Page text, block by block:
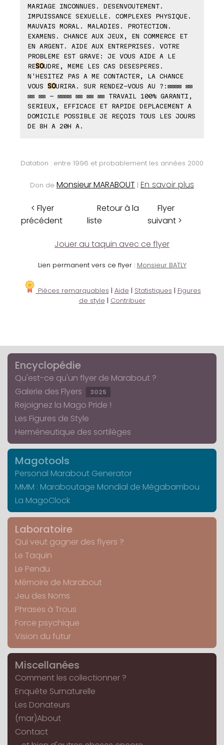
MARIAGE INCONNUES. DESENVOUTEMENT.
IMPUISSANCE SEXUELLE. COMPLEXES PHYSIQUE.
MAUVAIS MORAL. MALADIES. PROTECTION.
EXAMENS. CHANCE AUX JEUX, EN COMMERCE ET
EN ARGENT. AIDE AUX ENTREPRISES. VOTRE
PROBLEME EST GRAVE: JE VOUS AIDE A LE
RESOUDRE, MEME LES CAS DESESPERES.
N'HESITEZ PAS A ME CONTACTER, LA CHANCE
VOUS SOURIRA. SUR RENDEZ-VOUS AU ?:⊠⊠⊠⊠ ⊠⊠
⊠⊠ ⊠⊠ - ⊠⊠⊠⊠ ⊠⊠ ⊠⊠ ⊠⊠ TRAVAIL 100% GARANTI,
SERIEUX, EFFICACE ET RAPIDE DEPLACEMENT A
DOMICILE POSSIBLE JE REÇOIS TOUS LES JOURS
DE 8H A 20H A.
Datation : entre 1996 et probablement les années 2000
Don de Monsieur MARABOUT | En savoir plus
< Flyer
précédent
Retour à la
liste
Flyer
suivant >
Jouer au taquin avec ce flyer
Lien permanent vers ce flyer : Monsieur BATLY
Pièces remarquables | Aide | Statistiques | Figures
de style | Contribuer
Encyclopédie
Qu'est-ce qu'un flyer de Marabout ?
Galerie des Flyers
3025
Rejoignez la Mago Pride !
Les Figures de Style
Herméneutique des sortilèges
Magotools
Personal Marabout Generator
MMM : Maraboutage Mondial de Mégabambou
La MagoClock
Laboratoire
Qui veut gagner des flyers ?
Le Taquin
Le Pendu
Mémoire de Marabout
Jeu des Noms
Phrases à Trous
Force psychique
Vision du futur
Miscellanées
Comment les collectionner ?
Enquête Surnaturelle
Les Donateurs
(mar)About
Contact